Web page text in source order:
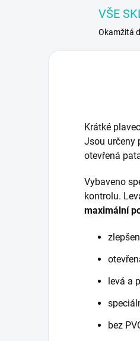
VŠE
Okamžitá
Krátké
Jsou určeny
otevřená
Vybaveno
kontrolu.
maximální
levá a
bez